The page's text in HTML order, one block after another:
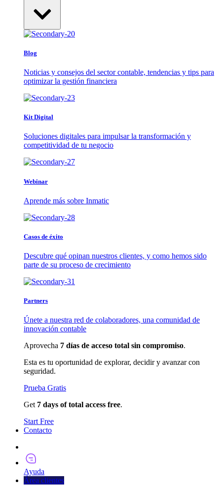
Blog
Noticias y consejos del sector contable, tendencias y tips para
optimizar la gestión financiera
Kit Digital
Soluciones digitales para impulsar la transformación y
competitividad de tu negocio
Webinar
Aprende más sobre Inmatic
Casos de éxito
Descubre qué opinan nuestros clientes, y como hemos sido
parte de su proceso de crecimiento
Partners
Únete a nuestra red de colaboradores, una comunidad de
innovación contable
Aprovecha 7 días de acceso total sin compromiso.
Esta es tu oportunidad de explorar, decidir y avanzar con
seguridad.
Prueba Gratis
Get 7 days of total access free.
Start Free
Contacto
Ayuda
Área clientes